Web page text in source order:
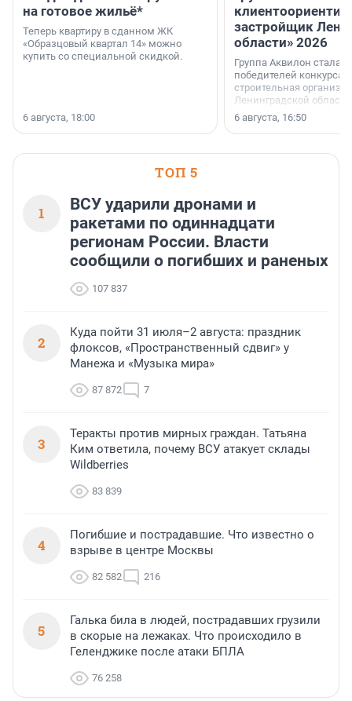
на готовое жильё*
Теперь квартиру в сданном ЖК
«Образцовый квартал 14» можно
купить со специальной скидкой.
6 августа, 18:00
застройщик
области» 2026
Группа Аквилон стала
победителей конкурса
строительная
Ленинградской области
номинации «Самый
застройщик
области».
6 августа, 16:50
ТОП 5
1
ВСУ ударили дронами и
ракетами по одиннадцати
регионам России. Власти
сообщили о погибших и раненых
107 837
2
Куда пойти 31 июля–2 августа: праздник
флоксов, «Пространственный сдвиг» у
Манежа и «Музыка мира»
87 872 7
3
Теракты против мирных граждан. Татьяна
Ким ответила, почему ВСУ атакует склады
Wildberries
83 839
4
Погибшие и пострадавшие. Что известно о
взрыве в центре Москвы
82 582 216
5
Галька била в людей, пострадавших грузили
в скорые на лежаках. Что происходило в
Геленджике после атаки БПЛА
76 258